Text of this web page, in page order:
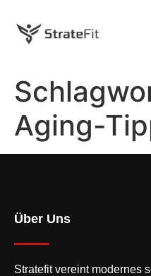
Aging-
Über Uns
Stratefit vereint modernes